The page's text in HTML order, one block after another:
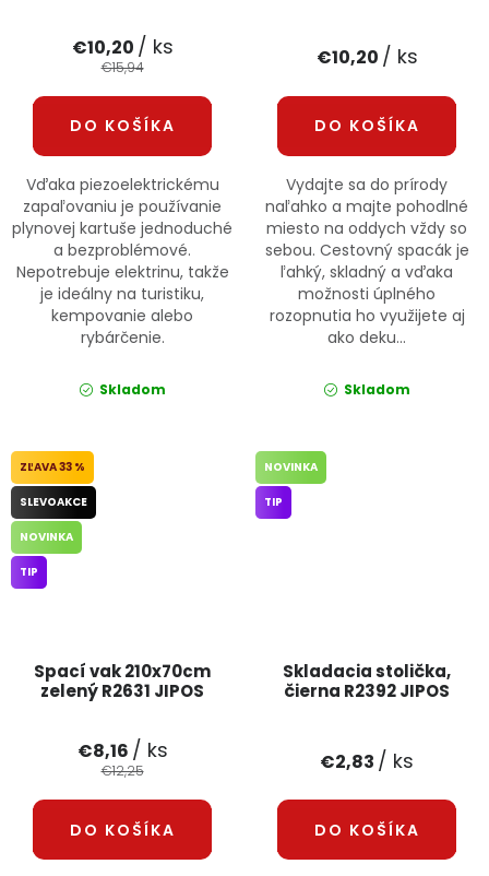
€10,20 / ks
€15,94
DO KOŠÍKA
Vďaka piezoelektrickému
zapaľovaniu je používanie
plynovej kartuše jednoduché
a bezproblémové.
Nepotrebuje elektrinu, takže
je ideálny na turistiku,
kempovanie alebo
rybárčenie.
Skladom
€10,20 / ks
DO KOŠÍKA
Vydajte sa do prírody
naľahko a majte pohodlné
miesto na oddych vždy so
sebou. Cestovný spacák je
ľahký, skladný a vďaka
možnosti úplného
rozopnutia ho využijete aj
ako deku...
Skladom
Spací vak 210x70cm
zelený R2631 JIPOS
33 %
SLEVOAKCE
NOVINKA
TIP
€8,16 / ks
€12,25
DO KOŠÍKA
Skladacia stolička,
čierna R2392 JIPOS
NOVINKA
TIP
€2,83 / ks
DO KOŠÍKA